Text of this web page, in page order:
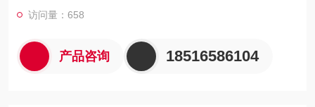
访问量：658
产品咨询 18516586104